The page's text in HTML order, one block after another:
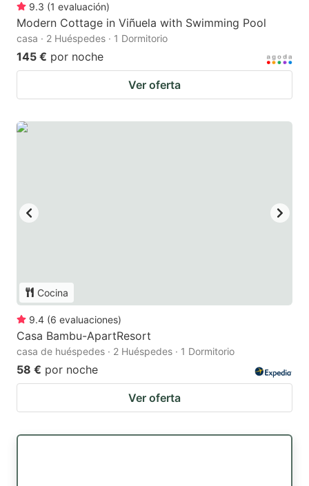
9.3 (1 evaluación)
Modern Cottage in Viñuela with Swimming Pool
casa · 2 Huéspedes · 1 Dormitorio
145 € por noche
Ver oferta
Cocina
9.4 (6 evaluaciones)
Casa Bambu-ApartResort
casa de huéspedes · 2 Huéspedes · 1 Dormitorio
58 € por noche
Ver oferta